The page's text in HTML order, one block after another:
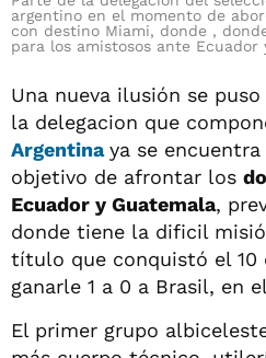
argentino en el momento de
con destino Miami, donde ,
para los amistosos ante Ecuador
Una nueva ilusión se
la delegacion que
Argentinaya se encuentra
objetivo de afrontar los
Ecuador y Guatemala,
donde tiene la dificil
título que conquistó el 10
ganarle 1 a 0 a Brasil, en
El primer grupo